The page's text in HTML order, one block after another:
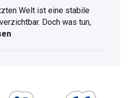
Welt ist eine stabile
Doch was tun,